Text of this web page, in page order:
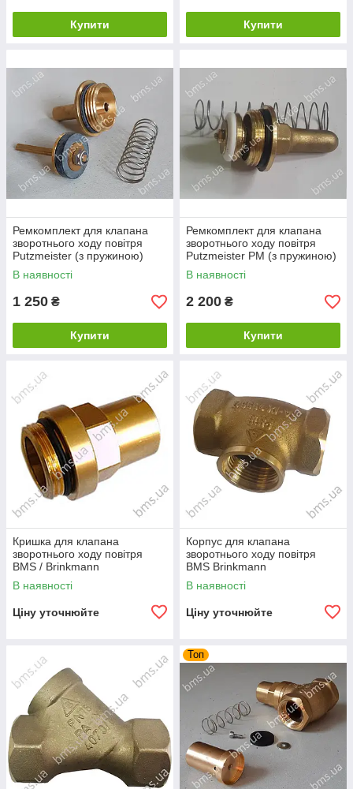
Купити Купити
Ремкомплект для клапана
зворотнього ходу повітря
Putzmeister (з пружиною)
В наявності
1 250 ₴
Купити
Ремкомплект для клапана
зворотнього ходу повітря
Putzmeister PM (з пружиною)
В наявності
2 200 ₴
Купити
Кришка для клапана
зворотнього ходу повітря
BMS / Brinkmann
В наявності
Ціну уточнюйте
Корпус для клапана
зворотнього ходу повітря
BMS Brinkmann
В наявності
Ціну уточнюйте
Топ